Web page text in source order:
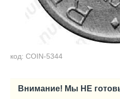
код: COIN-5344
Внимание! Мы НЕ